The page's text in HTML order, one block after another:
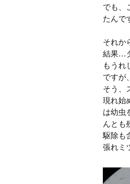
でも、
たんで
それか
結果…
もうれ
ですが
そう、
現れ始
は幼虫
んとも
駆除も
張れミ